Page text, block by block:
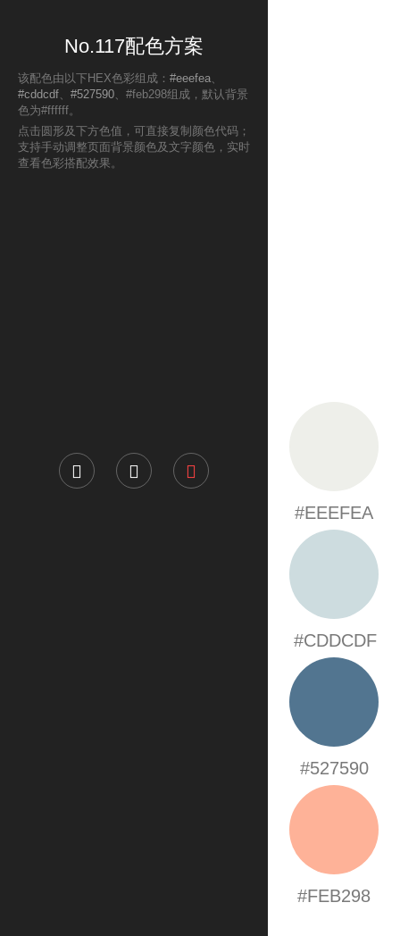
No.117配色方案
该配色由以下HEX色彩组成： #eeefea、
#cddcdf、 #527590、#feb298组成，默认背景
色为#ffffff。
点击圆形及下方色值，可直接复制颜色代码；
支持手动调整页面背景颜色及文字颜色，实时
查看色彩搭配效果。
#EEEFEA
#CDDCDF
#527590
#FEB298